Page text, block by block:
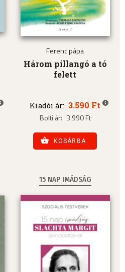
Ferenc pápa
Három pillangó a tó
felett
Kiadói ár: 3.590 Ft
Bolti ár: 3.990 Ft
KOSÁRBA
15 NAP IMÁDSÁG